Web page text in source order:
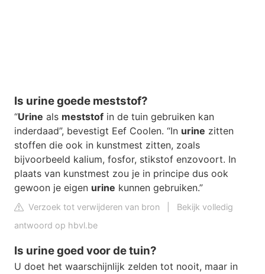
Is urine goede meststof?
“Urine als meststof in de tuin gebruiken kan
inderdaad”, bevestigt Eef Coolen. “In urine zitten
stoffen die ook in kunstmest zitten, zoals
bijvoorbeeld kalium, fosfor, stikstof enzovoort. In
plaats van kunstmest zou je in principe dus ook
gewoon je eigen urine kunnen gebruiken.”
Verzoek tot verwijderen van bron
Bekijk volledig
antwoord op hbvl.be
Is urine goed voor de tuin?
U doet het waarschijnlijk zelden tot nooit, maar in